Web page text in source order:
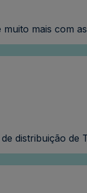
mais com
distribuição de